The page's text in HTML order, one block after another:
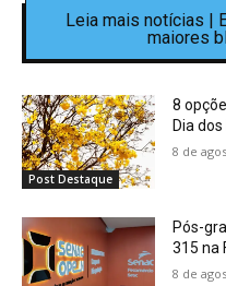
Leia mais notícias |
maiores
Post Destaque
8
Dia
8 de
Pós-
315 na
8 de